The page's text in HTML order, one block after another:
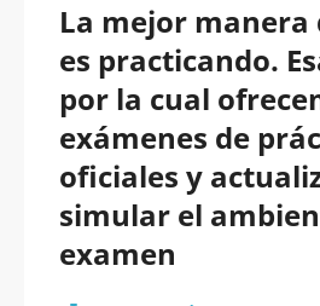
La mejor manera
es practicando.
por la cual
exámenes de
oficiales y
simular el
examen